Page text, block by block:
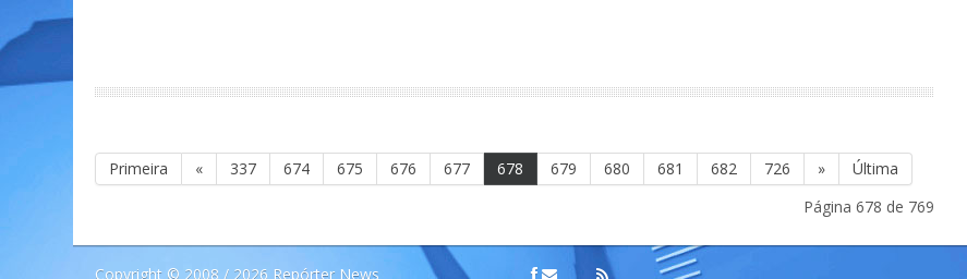
Primeira « 337 674 675 676 677 678 679 680 681 682 726 »
Última
Página 678 de 769
Copyright © 2008 / 2026 Repórter News